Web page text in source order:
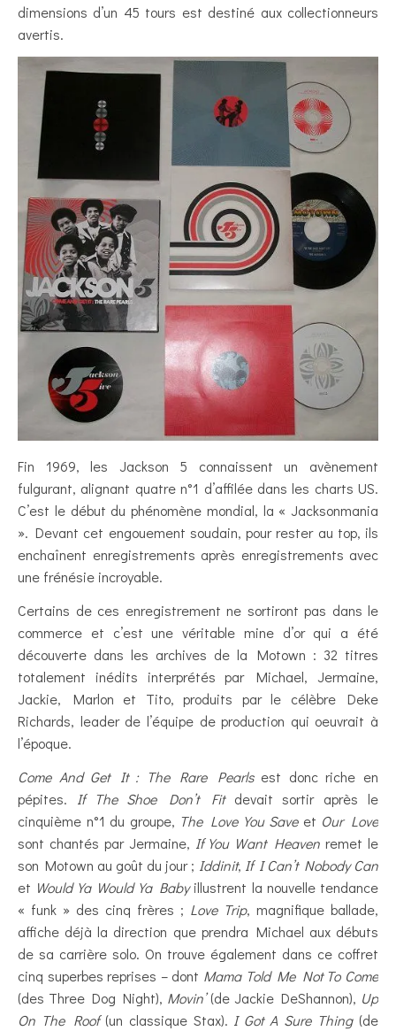
dimensions d’un 45 tours est destiné aux collectionneurs
avertis.
Fin 1969, les Jackson 5 connaissent un avènement
fulgurant, alignant quatre n°1 d’affilée dans les charts US.
C’est le début du phénomène mondial, la « Jacksonmania
». Devant cet engouement soudain, pour rester au top, ils
enchaînent enregistrements après enregistrements avec
une frénésie incroyable.
Certains de ces enregistrement ne sortiront pas dans le
commerce et c’est une véritable mine d’or qui a été
découverte dans les archives de la Motown : 32 titres
totalement inédits interprétés par Michael, Jermaine,
Jackie, Marlon et Tito, produits par le célèbre Deke
Richards, leader de l’équipe de production qui oeuvrait à
l’époque.
Come And Get It : The Rare Pearlsest donc riche en
pépites.
If The Shoe Don’t Fitdevait sortir après le
cinquième n°1 du groupe, The Love You Save et Our Love
sont chantés par Jermaine, If You Want Heaven remet le
son Motown au goût du jour ; Iddinit, If I Can’t Nobody Can
et Would Ya Would Ya Babyillustrent la nouvelle tendance
« funk » des cinq frères ; Love Trip, magnifique ballade,
affiche déjà la direction que prendra Michael aux débuts
de sa carrière solo. On trouve également dans ce coffret
cinq superbes reprises – dont Mama Told Me Not To Come
(des Three Dog Night), Movin’(de Jackie DeShannon), Up
On The Roof(un classique Stax). I Got A Sure Thing(de